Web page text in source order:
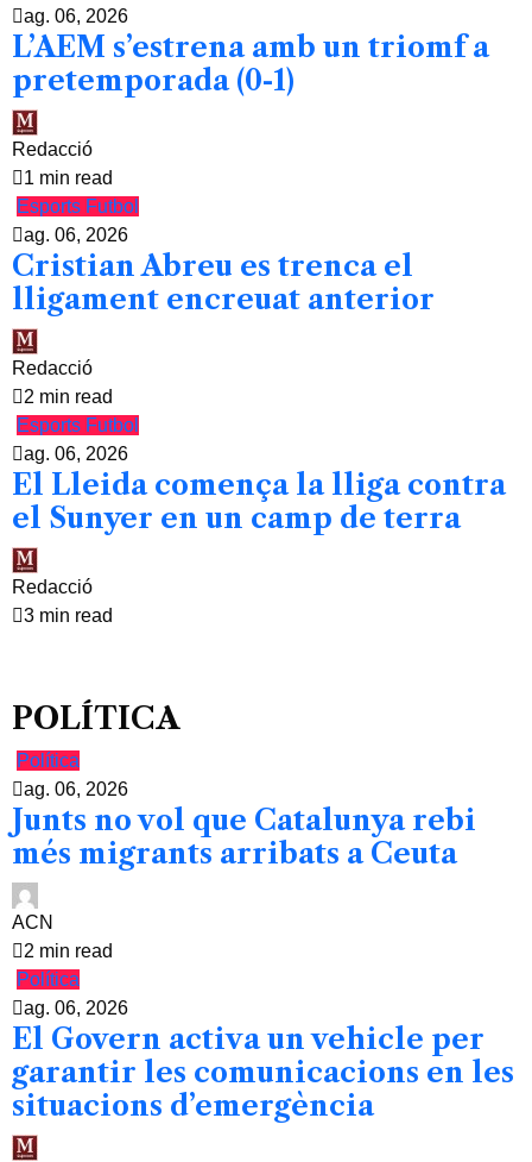
ag. 06, 2026
L’AEM s’estrena amb un triomf a
pretemporada (0-1)
Redacció
1 min read
Esports Futbol
ag. 06, 2026
Cristian Abreu es trenca el
lligament encreuat anterior
Redacció
2 min read
Esports Futbol
ag. 06, 2026
El Lleida comença la lliga contra
el Sunyer en un camp de terra
Redacció
3 min read
POLÍTICA
Política
ag. 06, 2026
Junts no vol que Catalunya rebi
més migrants arribats a Ceuta
ACN
2 min read
Política
ag. 06, 2026
El Govern activa un vehicle per
garantir les comunicacions en les
situacions d’emergència